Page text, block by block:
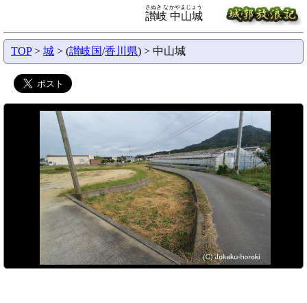
讃岐 中山城
さぬき なかやまじょう
TOP> 城 > (讃岐国/香川県) > 中山城